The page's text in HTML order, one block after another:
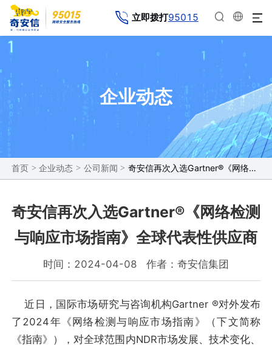
立即拨打95015
企业动态
首页 > 企业动态 > 公司新闻 > 奇安信再次入选Gartner®《网络检测与响应市场指南》全球代表性供应商
奇安信再次入选Gartner®《网络检测
与响应市场指南》全球代表性供应商
时间：2024-04-08 作者：奇安信集团
近日，国际市场研究与咨询机构Gartner ®对外发布
了2024年《网络检测与响应市场指南》（下文简称
《指南》），对全球范围内NDR市场发展、技术变化、